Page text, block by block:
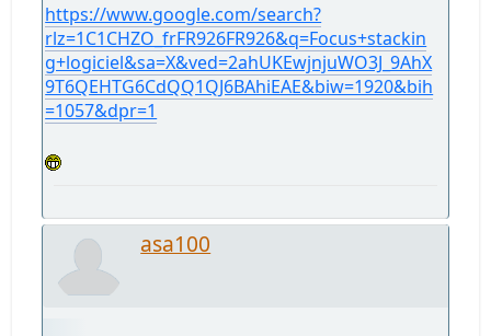
https://www.google.com/search?
rlz=1C1CHZO_frFR926FR926&q=Focus+stackin
g+logiciel&sa=X&ved=2ahUKEwjnjuWO3J_9AhX
9T6QEHTG6CdQQ1QJ6BAhiEAE&biw=1920&bih
=1057&dpr=1
asa100